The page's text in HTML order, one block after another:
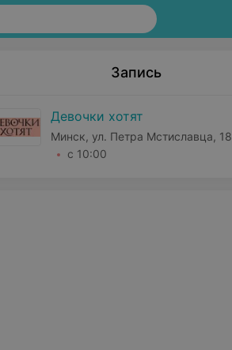
Запись
Девочки хотят
Минск, ул. Петра Мстиславца, 18
с 10:00